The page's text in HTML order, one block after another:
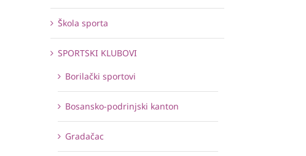
Škola sporta
SPORTSKI KLUBOVI
Borilački sportovi
Bosansko-podrinjski kanton
Gradačac